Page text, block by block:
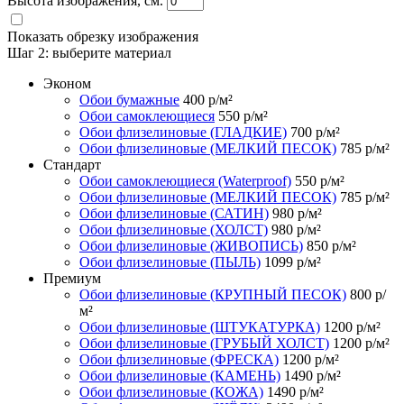
Показать обрезку изображения
Шаг 2: выберите материал
Эконом
Обои бумажные 400 р/м²
Обои самоклеющиеся 550 р/м²
Обои флизелиновые (ГЛАДКИЕ) 700 р/м²
Обои флизелиновые (МЕЛКИЙ ПЕСОК) 785 р/м²
Стандарт
Обои самоклеющиеся (Waterproof) 550 р/м²
Обои флизелиновые (МЕЛКИЙ ПЕСОК) 785 р/м²
Обои флизелиновые (САТИН) 980 р/м²
Обои флизелиновые (ХОЛСТ) 980 р/м²
Обои флизелиновые (ЖИВОПИСЬ) 850 р/м²
Обои флизелиновые (ПЫЛЬ) 1099 р/м²
Премиум
Обои флизелиновые (КРУПНЫЙ ПЕСОК) 800 р/
м²
Обои флизелиновые (ШТУКАТУРКА) 1200 р/м²
Обои флизелиновые (ГРУБЫЙ ХОЛСТ) 1200 р/м²
Обои флизелиновые (ФРЕСКА) 1200 р/м²
Обои флизелиновые (КАМЕНЬ) 1490 р/м²
Обои флизелиновые (КОЖА) 1490 р/м²